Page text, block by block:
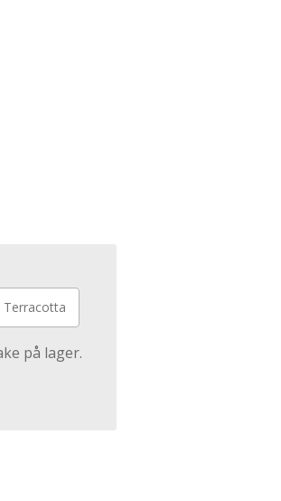
Terracotta
på lager.